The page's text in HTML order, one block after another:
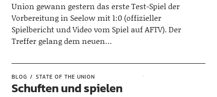
Union gewann gestern das erste Test-Spiel der
Vorbereitung in Seelow mit 1:0 (offizieller
Spielbericht und Video vom Spiel auf AFTV). Der
Treffer gelang dem neuen…
BLOG STATE OF THE UNION
Schuften und spielen